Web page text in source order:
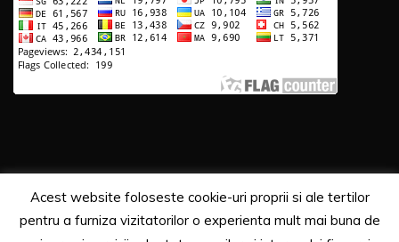
Copyrights. © 2020 Segra Media
Acest website foloseste cookie-uri proprii si ale tertilor
pentru a furniza vizitatorilor o experienta mult mai buna de